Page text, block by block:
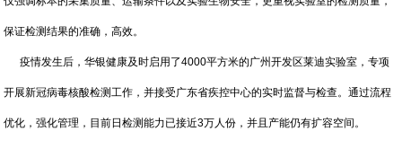
保证检测结果的准确，高效。
疫情发生后，华银健康及时启用了4000平方米的广州开发区莱迪实验室，专项
开展新冠病毒核酸检测工作，并接受广东省疾控中心的实时监督与检查。通过流程
优化，强化管理，目前日检测能力已接近3万人份，并且产能仍有扩容空间。